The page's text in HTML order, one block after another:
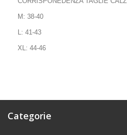
M: 38-40
L: 41-43
XL: 44-46
Categorie